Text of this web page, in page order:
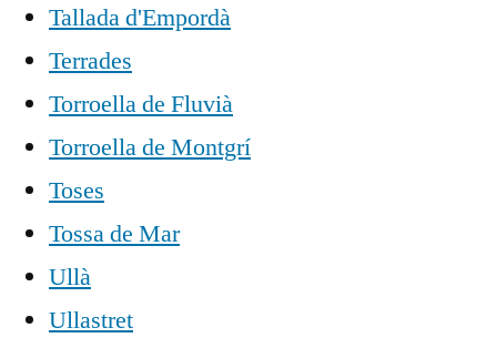
Tallada d'Empordà
Terrades
Torroella de Fluvià
Torroella de Montgrí
Toses
Tossa de Mar
Ullà
Ullastret